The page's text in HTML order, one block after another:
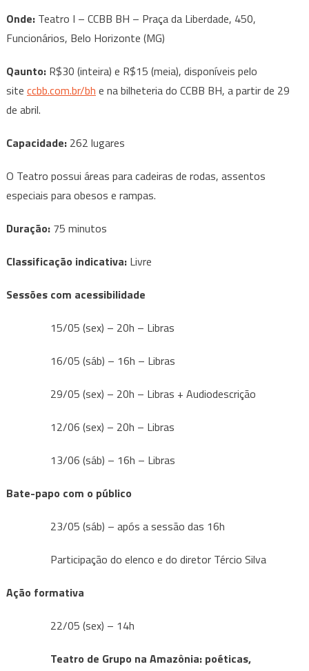
Onde: Teatro I – CCBB BH – Praça da Liberdade, 450,
Funcionários, Belo Horizonte (MG)
Qaunto:R$30 (inteira) e R$15 (meia), disponíveis pelo
site ccbb.com.br/bh e na bilheteria do CCBB BH, a partir de 29
de abril.
Capacidade: 262 lugares
O Teatro possui áreas para cadeiras de rodas, assentos
especiais para obesos e rampas.
Duração: 75 minutos
Classificação indicativa: Livre
Sessões com acessibilidade
15/05 (sex) – 20h – Libras
16/05 (sáb) – 16h – Libras
29/05 (sex) – 20h – Libras + Audiodescrição
12/06 (sex) – 20h – Libras
13/06 (sáb) – 16h – Libras
Bate-papo com o público
23/05 (sáb) – após a sessão das 16h
Participação do elenco e do diretor Tércio Silva
Ação formativa
22/05 (sex) – 14h
Teatro de Grupo na Amazônia: poéticas,